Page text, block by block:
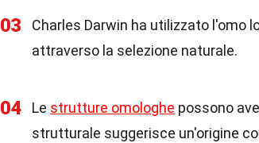
03
Charles Darwin ha utilizzato l'omo
attraverso la selezione naturale.
04 Le strutture omologhe possono
strutturale suggerisce un'origine